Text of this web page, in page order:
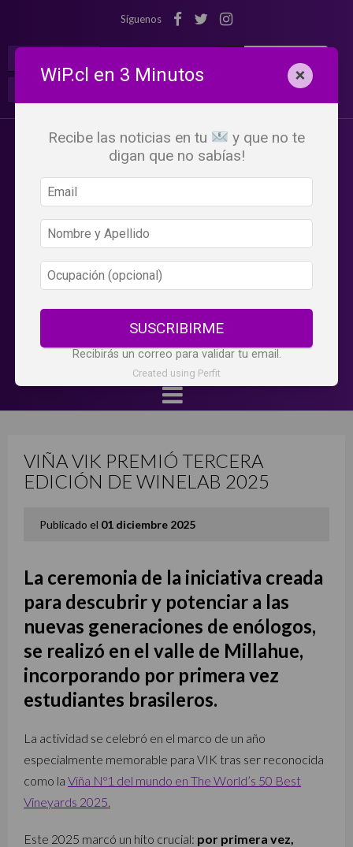
Síguenos
VIÑA VIK PREMIÓ TERCERA
EDICIÓN DE WINELAB 2025
Publicado el 01 diciembre 2025
La ceremonia de la iniciativa creada
para descubrir y potenciar a las
nuevas generaciones de enólogos,
se realizó en el valle de Millahue,
incorporando por primera vez
estudiantes brasileros.
La actividad se celebró en el marco de un año
especialmente memorable para VIK tras ser reconocida
como la Viña Nº1 del mundo en The World’s 50 Best
Vineyards 2025.
Este 2025 marcó un hito crucial: por primera vez,
WiP.cl en 3 Minutos ×
Recibe las noticias en tu
y que no te
digan que no sabías!
SUSCRIBIRME
Recibirás un correo para validar tu email.
Created using Perfit